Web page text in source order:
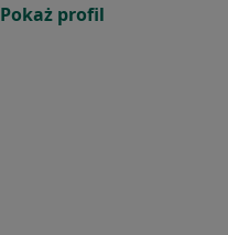
Pokaż profil